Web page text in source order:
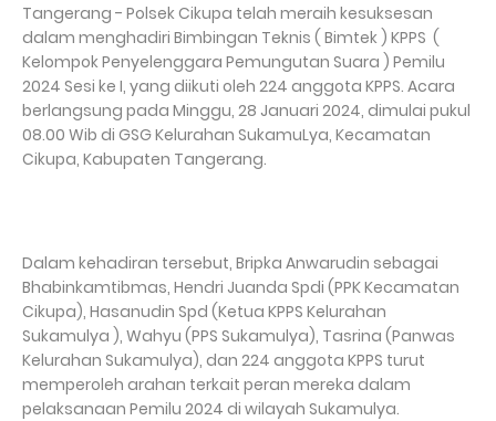
Tangerang - Polsek Cikupa telah meraih kesuksesan
dalam menghadiri Bimbingan Teknis ( Bimtek ) KPPS (
Kelompok Penyelenggara Pemungutan Suara ) Pemilu
2024 Sesi ke I, yang diikuti oleh 224 anggota KPPS. Acara
berlangsung pada Minggu, 28 Januari 2024, dimulai pukul
08.00 Wib di GSG Kelurahan SukamuLya, Kecamatan
Cikupa, Kabupaten Tangerang.
Dalam kehadiran tersebut, Bripka Anwarudin sebagai
Bhabinkamtibmas, Hendri Juanda Spdi (PPK Kecamatan
Cikupa), Hasanudin Spd (Ketua KPPS Kelurahan
Sukamulya ), Wahyu (PPS Sukamulya), Tasrina (Panwas
Kelurahan Sukamulya), dan 224 anggota KPPS turut
memperoleh arahan terkait peran mereka dalam
pelaksanaan Pemilu 2024 di wilayah Sukamulya.